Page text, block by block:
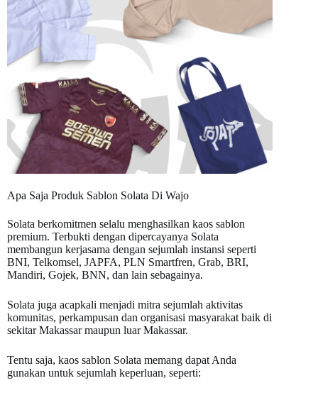
Apa Saja Produk Sablon Solata Di Wajo
Solata berkomitmen selalu menghasilkan kaos sablon
premium. Terbukti dengan dipercayanya Solata
membangun kerjasama dengan sejumlah instansi seperti
BNI, Telkomsel, JAPFA, PLN Smartfren, Grab, BRI,
Mandiri, Gojek, BNN, dan lain sebagainya.
Solata juga acapkali menjadi mitra sejumlah aktivitas
komunitas, perkampusan dan organisasi masyarakat baik di
sekitar Makassar maupun luar Makassar.
Tentu saja, kaos sablon Solata memang dapat Anda
gunakan untuk sejumlah keperluan, seperti: